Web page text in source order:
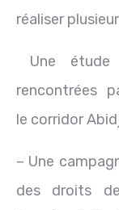
réaliser
Une étude
rencontrées
le corridor
– Une
des droits